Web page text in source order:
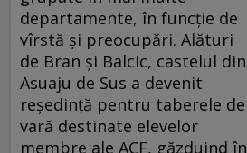
departamente, în funcţie de
vîrstă şi preocupări. Alături
de Bran şi Balcic, castelul din
Asuaju de Sus a devenit
reşedinţă pentru taberele de
vară destinate elevelor
membre ale ACF, găzduind în